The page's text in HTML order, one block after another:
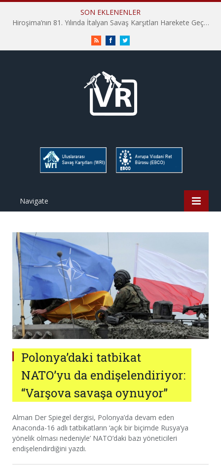
SON EKLENENLER
Hiroşima’nın 81. Yılında İtalyan Savaş Karşıtları Harekete Geçti: “Hatırlamak yeterli değil”
RSS FacebookTwitter
Navigate
Polonya’daki tatbikat
NATO’yu da endişelendiriyor:
“Varşova savaşa oynuyor”
Alman Der Spiegel dergisi, Polonya’da devam eden
Anaconda-16 adlı tatbikatların ‘açık bir biçimde Rusya’ya
yönelik olması nedeniyle’ NATO’daki bazı yöneticileri
endişelendirdiğini yazdı.